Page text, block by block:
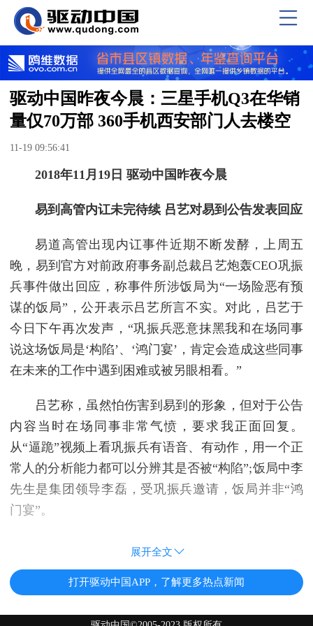
驱动中国昨夜今晨：三星手机Q3在华销
量仅70万部 360手机西安部门人去楼空
11-19 09:56:41
2018年11月19日 驱动中国昨夜今晨
易到高管内讧未完待续 吕艺对易到公告发表回应
易道高管出现内讧事件近期不断发酵，上周五
晚，易到官方对前政府事务副总裁吕艺炮轰CEO巩振
兵事件做出回应，称事件所涉饭局为“一场险恶有预
谋的饭局”，公开表示吕艺所言不实。对此，吕艺于
今日下午再次发声，“巩振兵恶意抹黑我和在场同事
说这场饭局是‘构陷’、‘鸿门宴’，肯定会造成这些同事
在未来的工作中遇到困难或被另眼相看。”
吕艺称，虽然怕伤害到易到的形象，但对于公告
内容当时在场同事非常气愤，要求我正面回复。
从“逼跪”视频上看巩振兵有语音、有动作，用一个正
常人的分析能力都可以分辨其是否被“构陷”;饭局中李
先生是集团领导李磊，受巩振兵邀请，饭局并非“鸿
门宴”。
展开全文
打开驱动中国APP，了解更多热点新闻